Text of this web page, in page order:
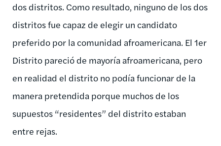
dos distritos. Como resultado, ninguno de los dos
distritos fue capaz de elegir un candidato
preferido por la comunidad afroamericana. El 1er
Distrito pareció de mayoría afroamericana, pero
en realidad el distrito no podía funcionar de la
manera pretendida porque muchos de los
supuestos “residentes” del distrito estaban
entre rejas.